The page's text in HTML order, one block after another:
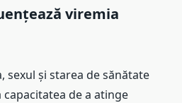
viremia
sexul și starea de sănătate
de a atinge